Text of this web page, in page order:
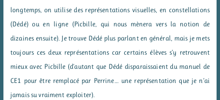
longtemps, on utilise des représentations visuelles, en constellations
(Dédé) ou en ligne (Picbille, qui nous mènera vers la notion de
dizaines ensuite). Je trouve Dédé plus parlant en général, mais je mets
toujours ces deux représentations car certains élèves s’y retrouvent
mieux avec Picbille (d’autant que Dédé disparaissaient du manuel de
CE1 pour être remplacé par Perrine… une représentation que je n’ai
jamais su vraiment exploiter).